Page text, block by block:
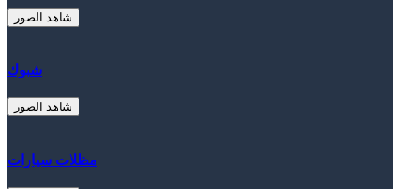
شاهد الصور
شبوك
شاهد الصور
مظلات سيارات